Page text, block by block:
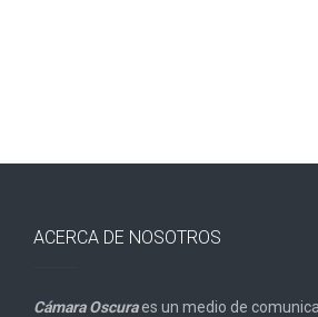
ACERCA DE NOSOTROS
Cámara Oscuraes un medio de